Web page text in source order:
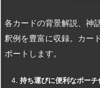
各カードの背景解説、神
釈例を豊富に収録。カー
ポートします。
持ち運びに便利なポーチ